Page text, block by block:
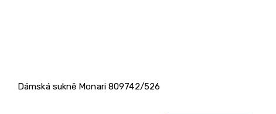
Dámská sukně Monari 809742/526